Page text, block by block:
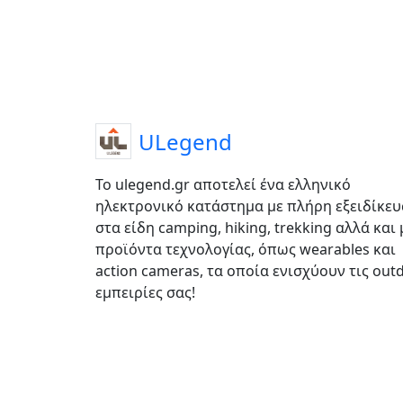
ULegend
Το ulegend.gr αποτελεί ένα ελληνικό
ηλεκτρονικό κατάστημα με πλήρη
στα είδη camping, hiking, trekking αλλά και
προϊόντα τεχνολογίας, όπως wearables και
action cameras, τα οποία ενισχύουν τις
εμπειρίες σας!